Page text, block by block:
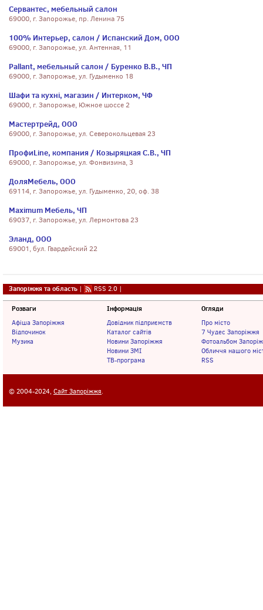
Сервантес, мебельный салон
69000, г. Запорожье, пр. Ленина 75
100% Интерьер, салон / Испанский Дом, ООО
69000, г. Запорожье, ул. Антенная, 11
Pallant, мебельный салон / Буренко В.В., ЧП
69000, г. Запорожье, ул. Гудыменко 18
Шафи та кухні, магазин / Интерком, ЧФ
69000, г. Запорожье, Южное шоссе 2
Мастертрейд, ООО
69000, г. Запорожье, ул. Северокольцевая 23
ПрофиLine, компания / Козыряцкая С.В., ЧП
69000, г. Запорожье, ул. Фонвизина, 3
ДоляМебель, ООО
69114, г. Запорожье, ул. Гудыменко, 20, оф. 38
Maximum Мебель, ЧП
69037, г. Запорожье, ул. Лермонтова 23
Эланд, ООО
69001, бул. Гвардейский 22
Запоріжжя та область | RSS 2.0 |
Розваги
Афіша Запоріжжя
Відпочинок
Музика
Інформація
Довідник підприємств
Каталог сайтів
Новини Запоріжжя
Новини ЗМІ
ТВ-програма
Огляди
Про місто
7 Чудес Запоріжжя
Фотоальбом
Обличчя нашого
RSS
© 2004-2024, Сайт Запоріжжя.